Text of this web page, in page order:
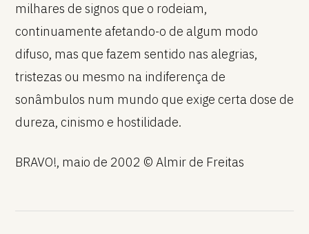
milhares de signos que o rodeiam,
continuamente afetando-o de algum modo
difuso, mas que fazem sentido nas alegrias,
tristezas ou mesmo na indiferença de
sonâmbulos num mundo que exige certa dose de
dureza, cinismo e hostilidade.
BRAVO!, maio de 2002 © Almir de Freitas